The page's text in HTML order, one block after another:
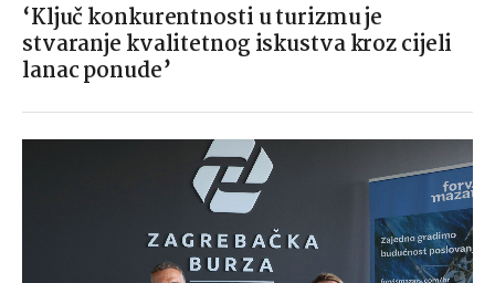
‘Ključ konkurentnosti u turizmu je
stvaranje kvalitetnog iskustva kroz cijeli
lanac ponude’